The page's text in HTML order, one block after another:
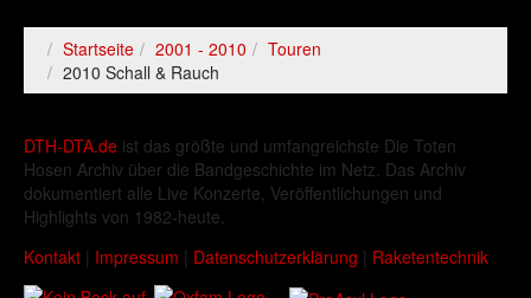
Startseite 2001 - 2010
Touren
2010 Schall & Rauch
DTH-DTA.de ist das größte und umfangreichste Die Toten
Hosen Archiv über die Bandgeschichte im Netz. Das Archiv
dokumentiert alle Live Konzerte, Veröffentlichungen und
Highlights von 1982-heute.
Kontakt | Impressum | Datenschutzerklärung | Raketentechnik